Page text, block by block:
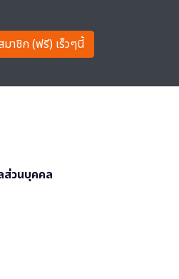
าชิก (ฟรี) เร็วๆนี้
ส่วนบุคคล